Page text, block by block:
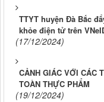
TTYT huyện Đà Bắc
khỏe điện tử trên
(17/12/2024)
CẢNH GIÁC VỚI CÁC
TOÀN THỰC PHẨM
(19/12/2024)